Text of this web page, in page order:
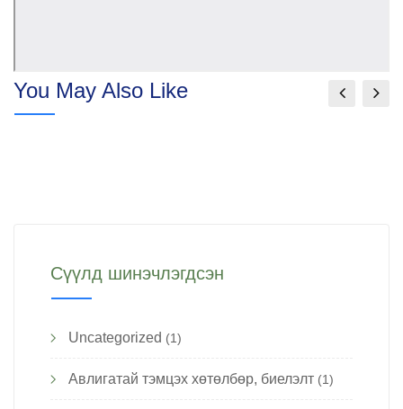
You May Also Like
Сүүлд шинэчлэгдсэн
Uncategorized (1)
Авлигатай тэмцэх хөтөлбөр, биелэлт (1)